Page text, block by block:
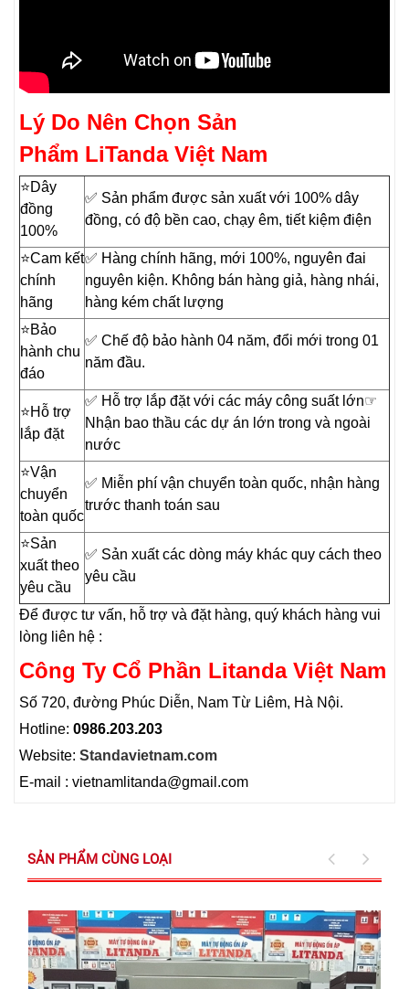
Lý Do Nên Chọn Sản
Phẩm LiTanda Việt Nam
⭐️Dây
đồng
100%
✅ Sản phẩm được sản xuất với 100% dây
đồng, có độ bền cao, chạy êm, tiết kiệm điện
⭐️Cam kết
chính
hãng
✅ Hàng chính hãng, mới 100%, nguyên đai
nguyên kiện. Không bán hàng giả, hàng nhái,
hàng kém chất lượng
⭐️Bảo
hành chu
đáo
✅ Chế độ bảo hành 04 năm, đổi mới trong 01
năm đầu.
⭐️Hỗ trợ
lắp đặt
✅ Hỗ trợ lắp đặt với các máy công suất lớn☞
Nhận bao thầu các dự án lớn trong và ngoài
nước
⭐️Vận
chuyển
toàn quốc
✅ Miễn phí vận chuyển toàn quốc, nhận hàng
trước thanh toán sau
⭐️Sản
xuất theo
yêu cầu
✅ Sản xuất các dòng máy khác quy cách theo
yêu cầu
Để được tư vấn, hỗ trợ và đặt hàng, quý khách hàng vui
lòng liên hệ :
Công Ty Cổ Phần Litanda Việt Nam
Số 720, đường Phúc Diễn, Nam Từ Liêm, Hà Nội.
Hotline: 0986.203.203
Website: Standavietnam.com
E-mail : vietnamlitanda@gmail.com
SẢN PHẨM CÙNG LOẠI